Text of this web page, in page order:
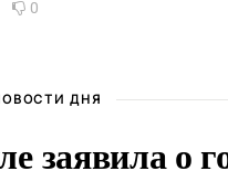
0
ДНЯ
заявила о